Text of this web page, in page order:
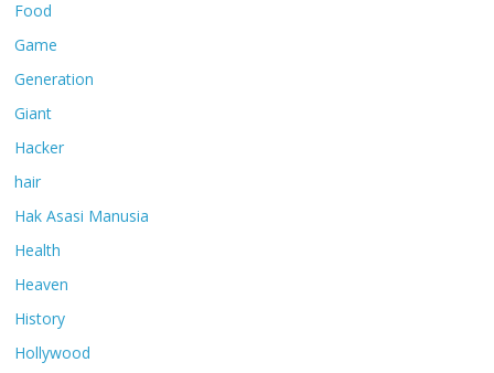
Food
Game
Generation
Giant
Hacker
hair
Hak Asasi Manusia
Health
Heaven
History
Hollywood